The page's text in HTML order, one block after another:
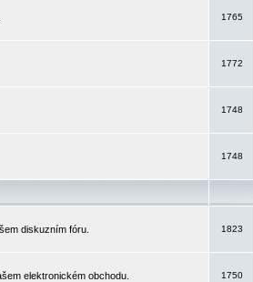
1765
1772
1748
1748
diskuzním fóru.
1823
elektronickém obchodu.
1750